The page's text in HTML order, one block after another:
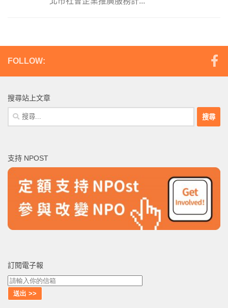
FOLLOW:
搜尋站上文章
搜
尋
字:
支持 NPOST
訂閱電子報